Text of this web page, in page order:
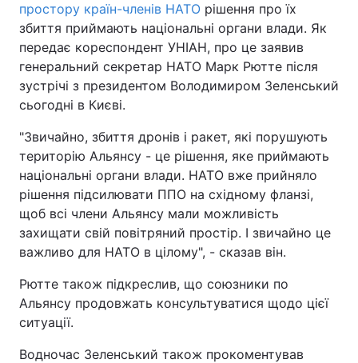
простору країн-членів НАТО рішення про їх
збиття приймають національні органи влади. Як
передає кореспондент УНІАН, про це заявив
генеральний секретар НАТО Марк Рютте після
зустрічі з президентом Володимиром Зеленський
сьогодні в Києві.
"Звичайно, збиття дронів і ракет, які порушують
територію Альянсу - це рішення, яке приймають
національні органи влади. НАТО вже прийняло
рішення підсилювати ППО на східному фланзі,
щоб всі члени Альянсу мали можливість
захищати свій повітряний простір. І звичайно це
важливо для НАТО в цілому", - сказав він.
Рютте також підкреслив, що союзники по
Альянсу продовжать консультуватися щодо цієї
ситуації.
Водночас Зеленський також прокоментував